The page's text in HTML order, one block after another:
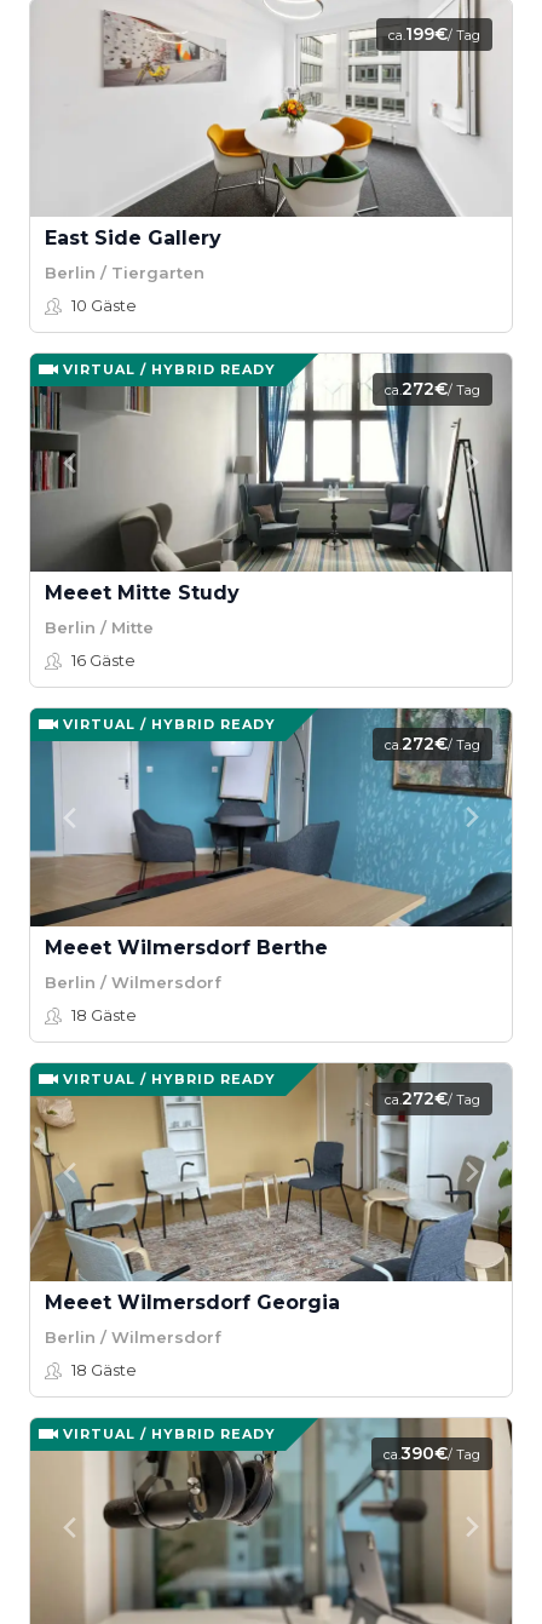
ca.199€/ Tag
East Side Gallery
Berlin / Tiergarten
10 Gäste
VIRTUAL / HYBRID READY
ca.272€/ Tag
Meeet Mitte Study
Berlin / Mitte
16 Gäste
VIRTUAL / HYBRID READY
ca.272€/ Tag
Meeet Wilmersdorf Berthe
Berlin / Wilmersdorf
18 Gäste
VIRTUAL / HYBRID READY
ca.272€/ Tag
Meeet Wilmersdorf Georgia
Berlin / Wilmersdorf
18 Gäste
VIRTUAL / HYBRID READY
ca.390€/ Tag